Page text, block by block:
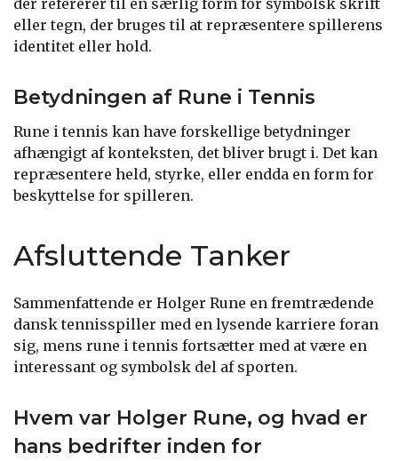
eller tegn, der bruges til at repræsentere spillerens
identitet eller hold.
Betydningen af Rune i Tennis
Rune i tennis kan have forskellige betydninger
afhængigt af konteksten, det bliver brugt i. Det kan
repræsentere held, styrke, eller endda en form for
beskyttelse for spilleren.
Afsluttende Tanker
Sammenfattende er Holger Rune en fremtrædende
dansk tennisspiller med en lysende karriere foran
sig, mens rune i tennis fortsætter med at være en
interessant og symbolsk del af sporten.
Hvem var Holger Rune, og hvad er
hans bedrifter inden for